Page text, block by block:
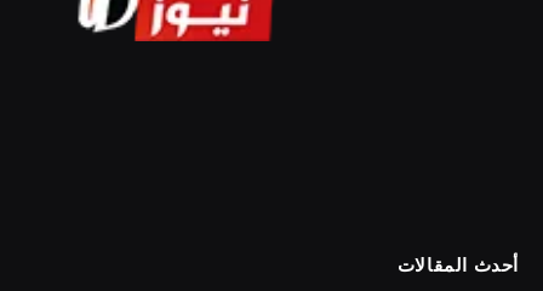
أحدث المقالات